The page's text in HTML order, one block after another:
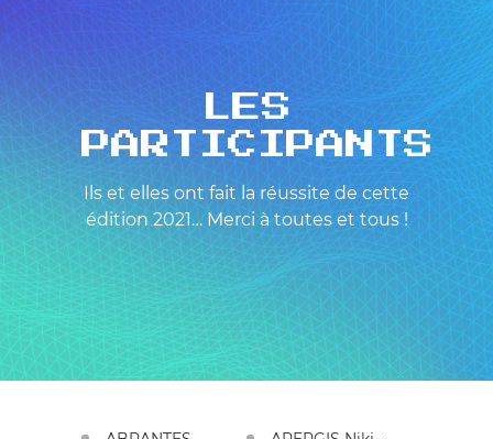
LES
PARTICIPANTS
Ils et elles ont fait la réussite de cette
édition 2021… Merci à toutes et tous !